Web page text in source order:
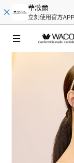
華歌爾
立刻使用官方APP